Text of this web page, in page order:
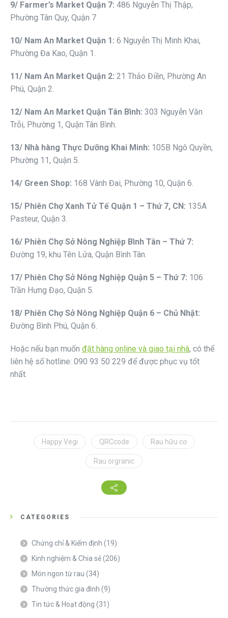
9/ Farmer’s Market Quận 7: 486 Nguyễn Thị Thập,
Phường Tân Quy, Quận 7
10/ Nam An Market Quận 1: 6 Nguyễn Thị Minh Khai,
Phường Đa Kao, Quận 1.
11/ Nam An Market Quận 2: 21 Thảo Điền, Phường An
Phú, Quận 2.
12/ Nam An Market Quận Tân Bình: 303 Nguyễn Văn
Trỗi, Phường 1, Quận Tân Bình.
13/ Nhà hàng Thực Dưỡng Khai Minh: 105B Ngô Quyền,
Phường 11, Quận 5.
14/ Green Shop: 168 Vành Đai, Phường 10, Quận 6.
15/ Phiên Chợ Xanh Tử Tế Quận 1 – Thứ 7, CN: 135A
Pasteur, Quận 3.
16/ Phiên Chợ Sở Nông Nghiệp Bình Tân – Thứ 7:
Đường 19, khu Tên Lửa, Quận Bình Tân.
17/ Phiên Chợ Sở Nông Nghiệp Quận 5 – Thứ 7: 106
Trần Hưng Đạo, Quận 5.
18/ Phiên Chợ Sở Nông Nghiệp Quận 6 – Chủ Nhật:
Đường Bình Phú, Quận 6.
Hoặc nếu bạn muốn đặt hàng online và giao tại nhà, có thể
liên hệ số hotline: 090 93 50 229 để được phục vụ tốt
nhất.
Happy Vegi QRCcode Rau hữu cơ
Rau orgranic
CATEGORIES
Chứng chỉ & Kiểm định (19)
Kinh nghiệm & Chia sẻ(206)
Món ngon từ rau (34)
Thường thức gia đình (9)
Tin tức & Hoạt động (31)